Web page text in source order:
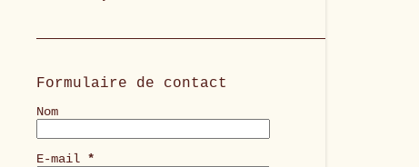
Formulaire de contact
Nom
E-mail *